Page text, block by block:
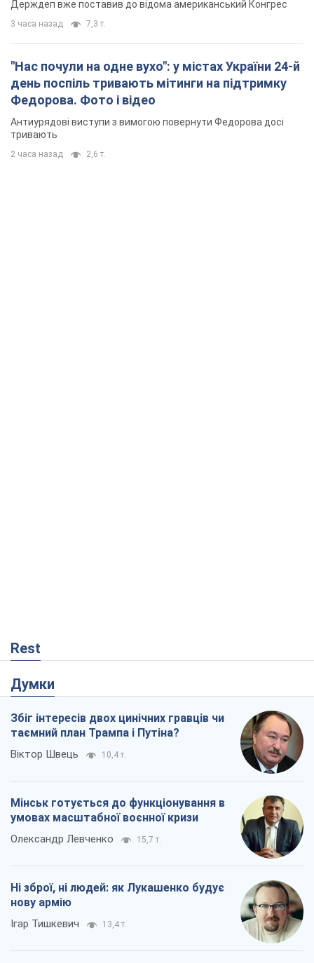
Держдеп вже поставив до відома американський Конгрес
3 часа назад 7,3 т.
"Нас почули на одне вухо": у містах України 24-й
день поспіль тривають мітинги на підтримку
Федорова. Фото і відео
Антиурядові виступи з вимогою повернути Федорова досі
тривають
2 часа назад 2,6 т.
Rest
Думки
Збіг інтересів двох цинічних гравців чи
таємний план Трампа і Путіна?
Віктор Швець 10,4 т.
Мінськ готується до функціонування в
умовах масштабної воєнної кризи
Олександр Левченко 15,7 т.
Ні зброї, ні людей: як Лукашенко будує
нову армію
Ігар Тишкевич 13,4 т.